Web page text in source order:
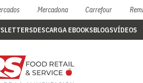
Mercadona Carrefour
DESCARGA EBOOKSBLOGSVÍDEOS